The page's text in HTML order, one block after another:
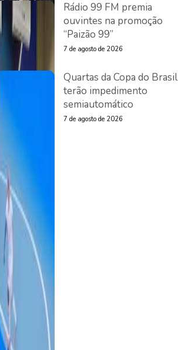
Rádio 99 FM premia
ouvintes na promoção
“Paizão 99”
7 de agosto de 2026
Quartas da Copa do Brasil
terão impedimento
semiautomático
7 de agosto de 2026